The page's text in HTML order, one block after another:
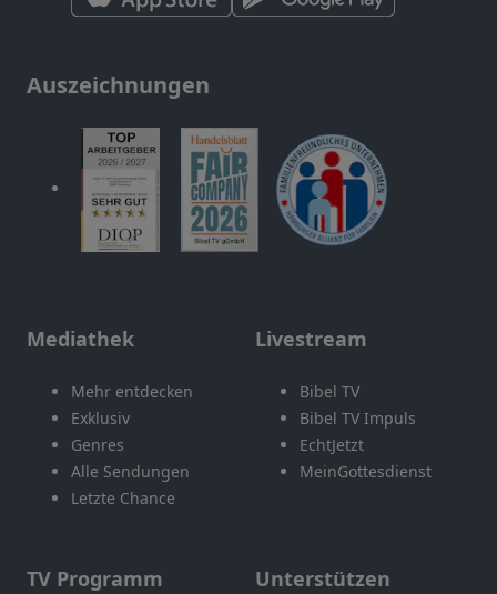
Auszeichnungen
Mediathek
Mehr entdecken
Exklusiv
Genres
Alle Sendungen
Letzte Chance
Livestream
Bibel TV
Bibel TV Impuls
EchtJetzt
MeinGottesdienst
TV Programm Unterstützen